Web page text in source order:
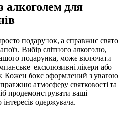
алкоголем для
подарунок, а справжнє свято
Вибір елітного алкоголю,
подарунка, може включати
ексклюзивні лікери або
Кожен бокс оформлений з увагою
атмосферу святковості та
продемонструвати ваші
одержувача.